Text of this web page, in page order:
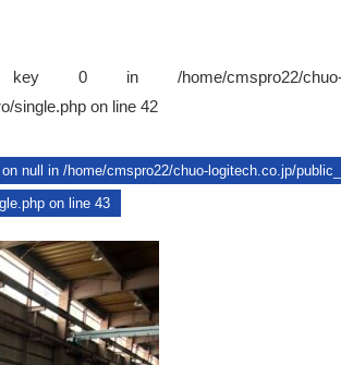
key 0 in /home/cmspro22/
single.php on line 42
null in /home/cmspro22/chuo-logitech.co.jp/
on line 43